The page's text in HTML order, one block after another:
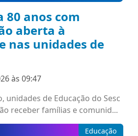
80 anos com
aberta à
nas unidades de
às 09:47
unidades de Educação do Sesc
receber famílias e comunid...
Educação